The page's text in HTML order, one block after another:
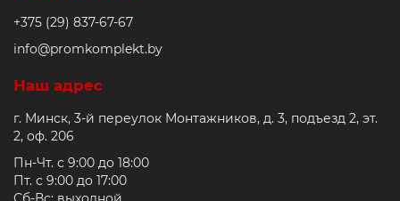
+375 (29) 837-67-67
info@promkomplekt.by
Наш адрес
г. Минск, 3-й переулок Монтажников, д. 3, подъезд 2, эт.
2, оф. 206
Пн-Чт. с 9:00 до 18:00
Пт. с 9:00 до 17:00